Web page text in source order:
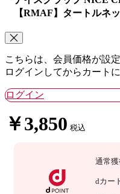
【RMAF】タートルネ
こちらは、会員価格が設
ログインしてからカート
ログイン
￥3,850 税込
通常獲
dカー